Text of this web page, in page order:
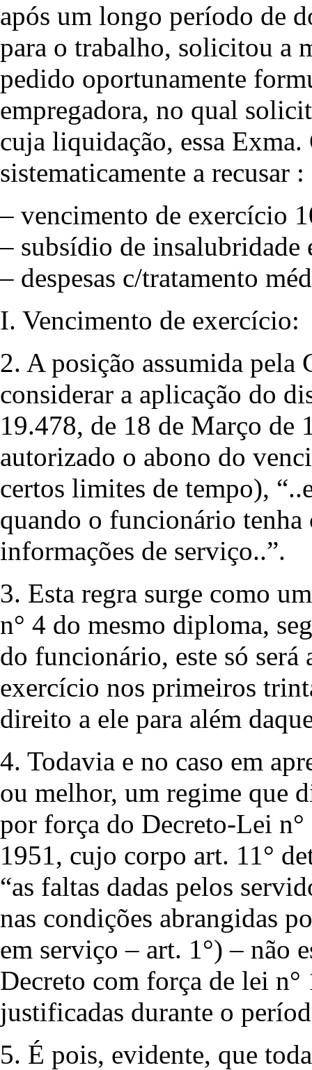
após um longo período de
para o trabalho, solicitou a
pedido oportunamente
empregadora, no qual
cuja liquidação, essa
sistematicamente a recusar :
– vencimento de exercício
– subsídio de insalubridade
– despesas c/tratamento
I. Vencimento de exercício:
2. A posição assumida pela
considerar a aplicação do
19.478, de 18 de Março de
autorizado o abono do
certos limites de tempo),
quando o funcionário tenha
informações de serviço..”.
3. Esta regra surge como
n° 4 do mesmo diploma,
do funcionário, este só
exercício nos primeiros
direito a ele para além
4. Todavia e no caso em
ou melhor, um regime que
por força do Decreto-Lei
1951, cujo corpo art. 11°
“as faltas dadas pelos
nas condições abrangidas
em serviço – art. 1°) – não
Decreto com força de lei n°
justificadas durante o
5. É pois, evidente, que